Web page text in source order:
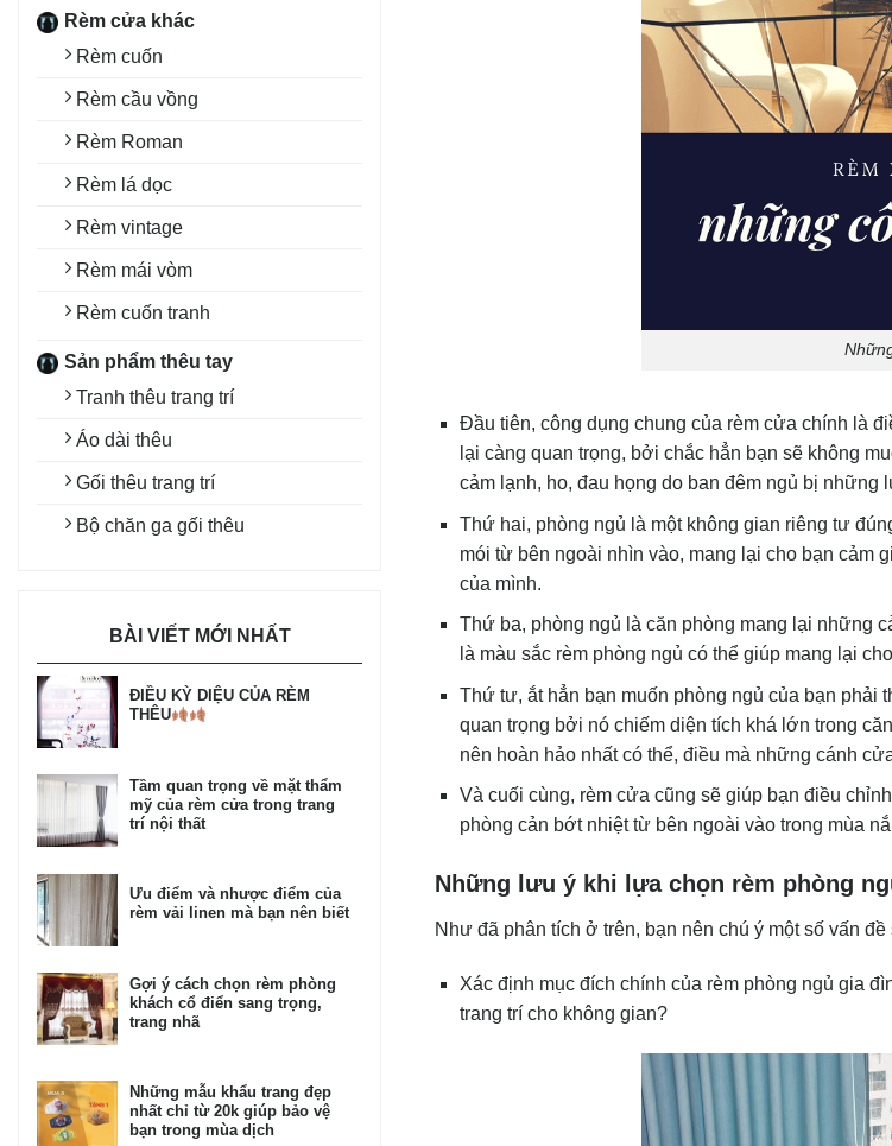
Rèm cửa khác
Rèm cuốn
Rèm cầu vồng
Rèm Roman
Rèm lá dọc
Rèm vintage
Rèm mái vòm
Rèm cuốn tranh
Sản phẩm thêu tay
Tranh thêu trang trí
Áo dài thêu
Gối thêu trang trí
Bộ chăn ga gối thêu
BÀI VIẾT MỚI NHẤT
ĐIỀU KỲ DIỆU CỦA RÈM
THÊU
Tầm quan trọng về mặt thẩm
mỹ của rèm cửa trong trang
trí nội thất
Ưu điểm và nhược điểm của
rèm vải linen mà bạn nên biết
Gợi ý cách chọn rèm phòng
khách cổ điển sang trọng,
trang nhã
Những mẫu khẩu trang đẹp
nhất chỉ từ 20k giúp bảo vệ
bạn trong mùa dịch
Đầu tiên, công dụng chung của rèm cửa chính là
lại càng quan trọng, bởi chắc hẳn bạn sẽ không
cảm lạnh, ho, đau họng do ban đêm ngủ bị những
Thứ hai, phòng ngủ là một không gian riêng tư
mói từ bên ngoài nhìn vào, mang lại cho bạn cảm
của mình.
Thứ ba, phòng ngủ là căn phòng mang lại những
là màu sắc rèm phòng ngủ có thể giúp mang lại
Thứ tư, ắt hẳn bạn muốn phòng ngủ của bạn phải
quan trọng bởi nó chiếm diện tích khá lớn trong
nên hoàn hảo nhất có thể, điều mà những cánh
Và cuối cùng, rèm cửa cũng sẽ giúp bạn điều
phòng cản bớt nhiệt từ bên ngoài vào trong mùa
Những lưu ý khi lựa chọn rèm phòng
Như đã phân tích ở trên, bạn nên chú ý một số vấn
Xác định mục đích chính của rèm phòng ngủ gia
trang trí cho không gian?